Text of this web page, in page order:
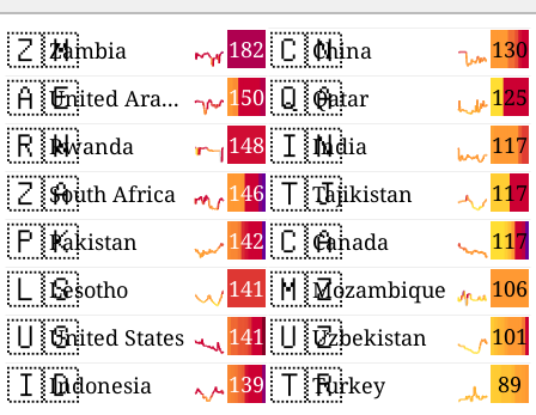
🇿🇲 182
Zambia
🇦🇪 150
United Arab Emirates
🇷🇼 148
Rwanda
🇿🇦 146
South Africa
🇵🇰 142
Pakistan
🇱🇸 141
Lesotho
🇺🇸 141
United States
🇮🇩 139
Indonesia
🇨🇳 130
China
🇶🇦 125
Qatar
🇮🇳 117
India
🇹🇯 117
Tajikistan
🇨🇦 117
Canada
🇲🇿 106
Mozambique
🇺🇿 101
Uzbekistan
🇹🇷 89
Turkey